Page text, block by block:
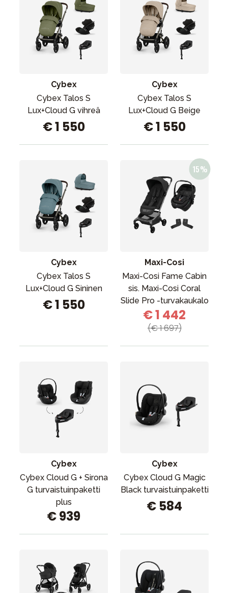
Cybex
Cybex Talos S
Lux+Cloud G vihreä
€ 1 550
Cybex
Cybex Talos S
Lux+Cloud G Beige
€ 1 550
Cybex
Cybex Talos S
Lux+Cloud G Sininen
€ 1 550
Maxi-Cosi
Maxi-Cosi Fame Cabin
sis. Maxi-Cosi Coral
Slide Pro -turvakaukalo
€ 1 442
(€ 1 697)
Cybex
Cybex Cloud G + Sirona
G turvaistuinpaketti
plus
€ 939
Cybex
Cybex Cloud G Magic
Black turvaistuinpaketti
€ 584